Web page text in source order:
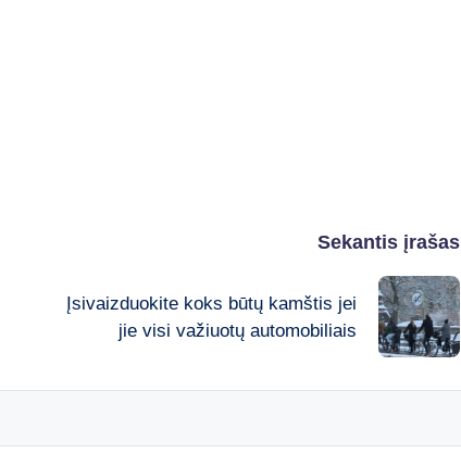
Sekantis įrašas
Įsivaizduokite koks būtų kamštis jei
jie visi važiuotų automobiliais